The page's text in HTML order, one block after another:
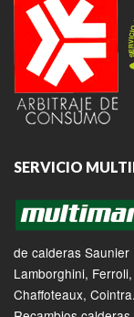
SERVICIO
de calderas Saunier
Lamborghini,
Chaffoteaux,